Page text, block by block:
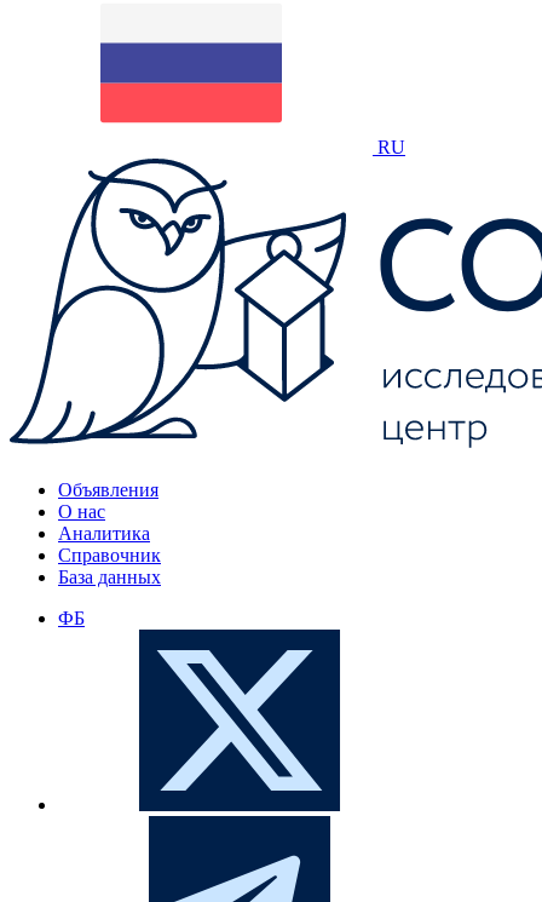
RU
Объявления
О нас
Аналитика
Справочник
База данных
ФБ